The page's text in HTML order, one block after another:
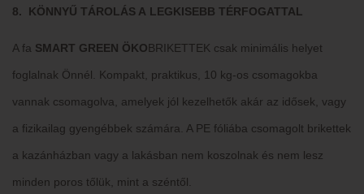
8. KÖNNYŰ TÁROLÁS A LEGKISEBB TÉRFOGATTAL
A fa SMART GREEN ÖKOBRIKETTEK csak minimális helyet
foglalnak Önnél. Kompakt, praktikus, 10 kg-os csomagokba
vannak csomagolva, amelyek jól kezelhetők akár az idősek, vagy
a fizikailag gyengébbek számára. A PE fóliába csomagolt brikettek
a kazánházban vagy a lakásban nem koszolnak és nem lesz
minden poros tőlük, mint a széntől.